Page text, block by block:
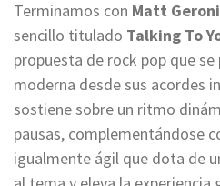
Terminamos con Matt
sencillo titulado Talking To
propuesta de rock pop que
moderna desde sus acordes
sostiene sobre un ritmo
pausas, complementándose
igualmente ágil que dota de